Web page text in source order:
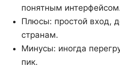
понятным
Плюсы: простой вход,
странам.
Минусы: иногда
пик.